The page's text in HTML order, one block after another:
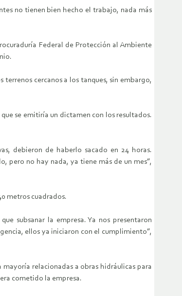
no tienen bien hecho el trabajo, nada más
Federal de Protección al Ambiente
cercanos a los tanques, sin embargo,
se emitiría un dictamen con los resultados.
debieron de haberlo sacado en 24 horas.
pero no hay nada, ya tiene más de un mes”,
metros cuadrados.
subsanar la empresa. Ya nos presentaron
ellos ya iniciaron con el cumplimiento”,
relacionadas a obras hidráulicas para
cometido la empresa.